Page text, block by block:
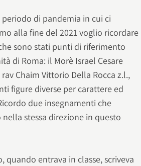
di pandemia in cui ci
alla fine del 2021 voglio ricordare
sono stati punti di riferimento
di Roma: il Morè Israel Cesare
Chaim Vittorio Della Rocca z.l.,
figure diverse per carattere ed
due insegnamenti che
stessa direzione in questo
quando entrava in classe, scriveva